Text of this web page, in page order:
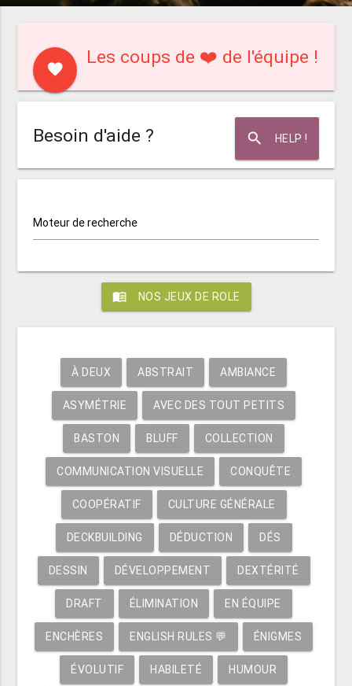
favorite
Les coups de ❤️ de l'équipe !
search HELP !
Besoin d'aide ?
Moteur de recherche
menu_book NOS JEUX DE ROLE
À DEUX ABSTRAIT AMBIANCE
ASYMÉTRIE AVEC DES TOUT PETITS
BASTON BLUFF COLLECTION
COMMUNICATION VISUELLE CONQUÊTE
COOPÉRATIF CULTURE GÉNÉRALE
DECKBUILDING DÉDUCTION DÉS
DESSIN DÉVELOPPEMENT DEXTÉRITÉ
DRAFT ÉLIMINATION EN ÉQUIPE
ENCHÈRES ENGLISH RULES 💬 ÉNIGMES
ÉVOLUTIF HABILETÉ HUMOUR